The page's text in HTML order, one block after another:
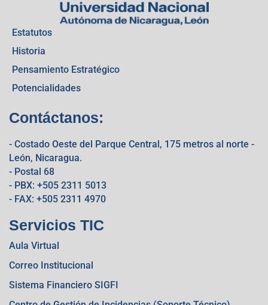
Estatutos
Historia
Pensamiento Estratégico
Potencialidades
Contáctanos:
- Costado Oeste del Parque Central, 175 metros al norte -
León, Nicaragua.
- Postal 68
- PBX: +505 2311 5013
- FAX: +505 2311 4970
Servicios TIC
Aula Virtual
Correo Institucional
Sistema Financiero SIGFI